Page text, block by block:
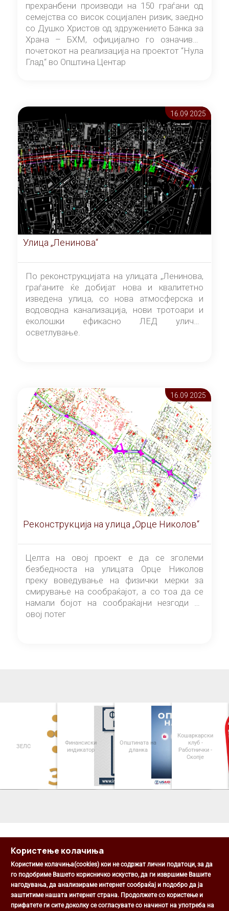
прехранбени производи на 150 граѓани од
семејства со висок социјален ризик, заедно
со Душко Христов од здружението Банка за
Храна – БХМ, официјално го означивме
почетокот на реализација на проектот “Нула
Глад“ во Општина Центар
16.09 2025
Улица „Ленинова“
По реконструкцијата на улицата „Ленинова,
граѓаните ќе добијат нова и квалитетно
изведена улица, со нова атмосферска и
водоводна канализација, нови тротоари и
еколошки ефикасно ЛЕД улично
осветлување.
16.09 2025
Реконструкција на улица „Орце Николов“
Целта на овој проект е да се зголеми
безбедноста на улицата Орце Николов
преку воведување на физички мерки за
смирување на сообраќајот, а со тоа да се
намали бојот на сообраќајни незгоди на
овој потег
ЗЕЛС
Финансиски
индикатор
Општината на
дланка
Кошаркарски
клуб -
Работнички -
Скопје
Општина Центар
Михаил Цоков бр. 1, Скопје
Користење колачиња
Користиме колачиња(cookies) кои не содржат лични податоци, за да
го подобриме Вашето корисничко искуство, да ги извршиме Вашите
нагодувања, да анализираме интернет сообраќај и подобро да ја
заштитиме нашата интернет страна. Продолжете со користење и
прифатете ги сите доколку се согласувате со начинот на употреба на